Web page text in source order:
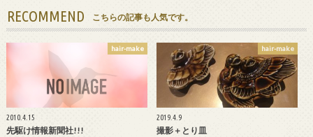
RECOMMEND こちらの記事も人気です。
hair-make
2010.4.15
先駆け情報新聞社!!!
hair-make
2019.4.9
撮影＋とり皿